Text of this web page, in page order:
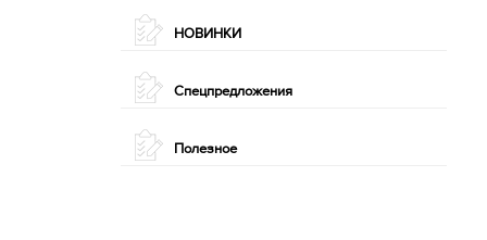
НОВИНКИ
Спецпредложения
Полезное